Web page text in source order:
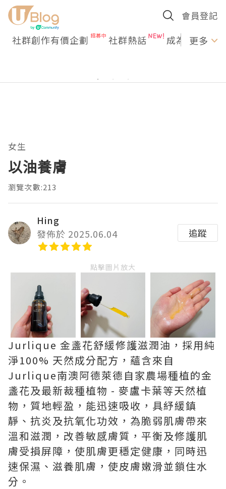
會員登記
社群創作有價企劃 社群熱話 成為U更多
女生
以油養膚
瀏覽次數:213
Hing
發佈於 2025.06.04
追蹤
點擊圖片放大
Jurlique 金盞花舒緩修護滋潤油，採用純
淨100% 天然成分配方，蘊含來自
Jurlique南澳阿德萊德自家農場種植的金
盞花及最新裁種植物 - 麥盧卡葉等天然植
物，質地輕盈，能迅速吸收，具紓緩鎮
靜、抗炎及抗氧化功效，為脆弱肌膚帶來
溫和滋潤，改善敏感膚質，平衡及修護肌
膚受損屏障，使肌膚更穩定健康，同時迅
速保濕、滋養肌膚，使皮膚嫩滑並鎖住水
分。